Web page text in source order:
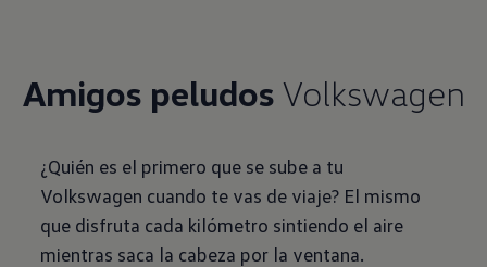
Amigos peludos Volkswagen
¿Quién es el primero que se sube a tu
Volkswagen cuando te vas de viaje? El mismo
que disfruta cada kilómetro sintiendo el aire
mientras saca la cabeza por la ventana.